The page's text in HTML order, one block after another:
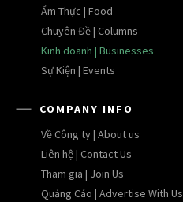
Ẩm Thực | Food
Chuyên Đề | Columns
Kinh doanh | Businesses
Sự Kiện | Events
COMPANY INFO
Về Công ty | About us
Liên hệ | Contact Us
Tham gia | Join Us
Quảng Cáo | Advertise With Us